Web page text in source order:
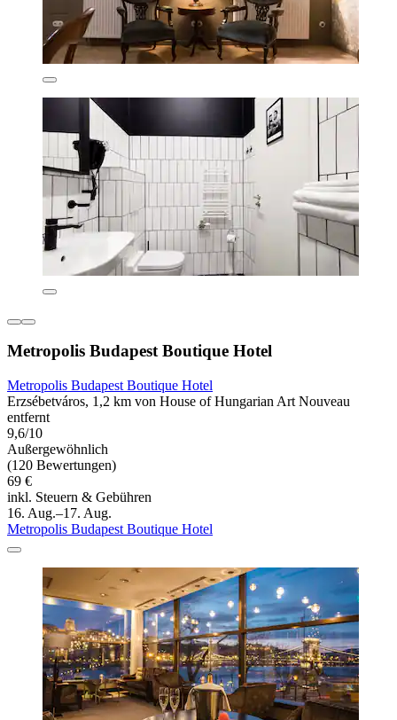
Metropolis Budapest Boutique Hotel
Metropolis Budapest Boutique Hotel
Erzsébetváros, 1,2 km von House of Hungarian Art Nouveau
entfernt
9,6/10
Außergewöhnlich
(120 Bewertungen)
69 €
inkl. Steuern & Gebühren
16. Aug.–17. Aug.
Metropolis Budapest Boutique Hotel